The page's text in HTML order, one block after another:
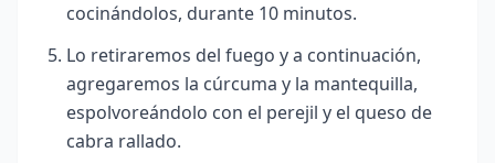
cocinándolos, durante 10 minutos.
Lo retiraremos del fuego y a continuación,
agregaremos la cúrcuma y la mantequilla,
espolvoreándolo con el perejil y el queso de
cabra rallado.